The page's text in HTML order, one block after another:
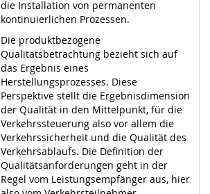
die Installation von permanenten
kontinuierlichen Prozessen.
Die produktbezogene
Qualitätsbetrachtung bezieht sich auf
das Ergebnis eines
Herstellungsprozesses. Diese
Perspektive stellt die Ergebnisdimension
der Qualität in den Mittelpunkt, für die
Verkehrssteuerung also vor allem die
Verkehrssicherheit und die Qualität des
Verkehrsablaufs. Die Definition der
Qualitätsanforderungen geht in der
Regel vom Leistungsempfänger aus, hier